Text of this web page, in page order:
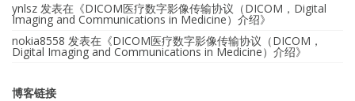
ynlsz 发表在《DICOM医疗数字影像传输协议（DICOM，Digital
Imaging and Communications in Medicine）介绍》
nokia8558 发表在《DICOM医疗数字影像传输协议（DICOM，
Digital Imaging and Communications in Medicine）介绍》
博客链接